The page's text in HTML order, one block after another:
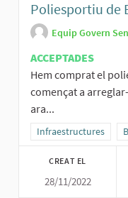
Poliesportiu de
Equip Govern
ACCEPTADES
Hem comprat el
començat a
ara...
Resultats al filtrar
Infraestructures
CREAT EL
28/11/2022